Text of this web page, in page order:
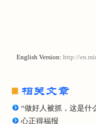
English Version: http://
“做好人被抓，这是什
心正得福报